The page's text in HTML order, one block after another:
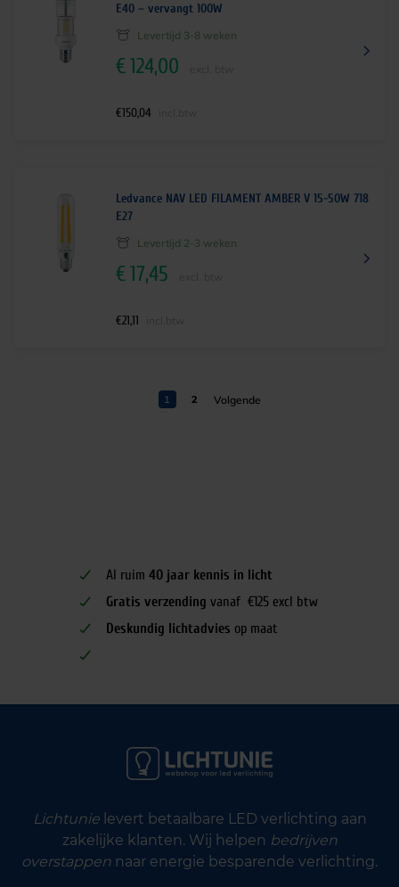
E40 – vervangt 100W
Levertijd 3-8 weken
€124,00
€150,04
Ledvance NAV LED FILAMENT AMBER V 15-50W 718
E27
Levertijd 2-3 weken
€17,45
€21,11
1 2
Al ruim 40 jaar kennis in licht
Gratis verzending vanaf €125 excl btw
Deskundig lichtadvies op maat
Lichtunielevert betaalbare LED verlichting aan
zakelijke klanten. Wij helpen bedrijven
overstappen naar energie besparende verlichting.